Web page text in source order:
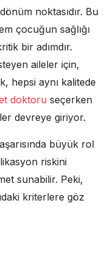
noktasıdır. Bu
çocuğun sağlığı
bir adımdır.
aileler için,
hepsi aynı kalitede
doktoru seçerken
devreye giriyor.
büyük rol
riskini
sunabilir. Peki,
kriterlere göz